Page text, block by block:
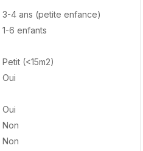
3-4 ans (petite enfance)
1-6 enfants
Petit (<15m2)
Oui
Oui
Non
Non